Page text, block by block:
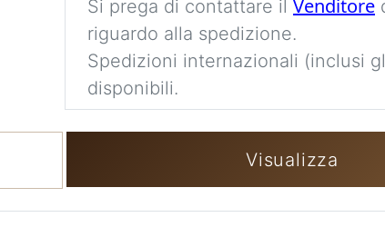
Si prega di contattare il Venditore
riguardo alla spedizione.
Spedizioni internazionali (inclusi
disponibili.
Visualizza